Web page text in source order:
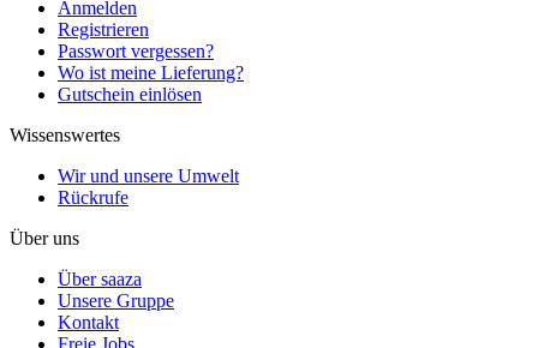
Anmelden
Registrieren
Passwort vergessen?
Wo ist meine Lieferung?
Gutschein einlösen
Wissenswertes
Wir und unsere Umwelt
Rückrufe
Über uns
Über saaza
Unsere Gruppe
Kontakt
Freie Jobs